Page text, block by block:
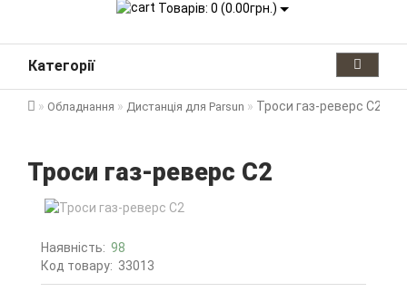
Товарів: 0 (0.00грн.)
Категорії
Обладнання Дистанція для Parsun Троси газ-реверс С2
Троси газ-реверс С2
Наявність: 98
Код товару: 33013